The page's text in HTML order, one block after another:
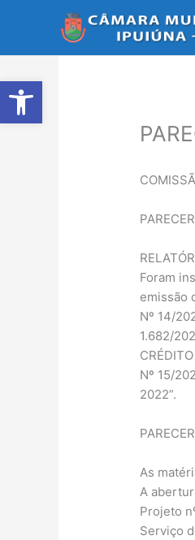
Abrir a barra de ferramentas
Foram
emissão
Nº 14/
1.682/
Nº 15/
2022”.
As
A
Projeto
Serviço